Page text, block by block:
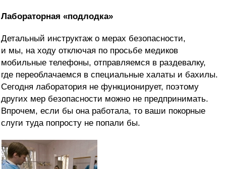
Лабораторная «подлодка»
Детальный инструктаж о мерах безопасности,
и мы, на ходу отключая по просьбе медиков
мобильные телефоны, отправляемся в раздевалку,
где переоблачаемся в специальные халаты и бахилы.
Сегодня лаборатория не функционирует, поэтому
других мер безопасности можно не предпринимать.
Впрочем, если бы она работала, то ваши покорные
слуги туда попросту не попали бы.